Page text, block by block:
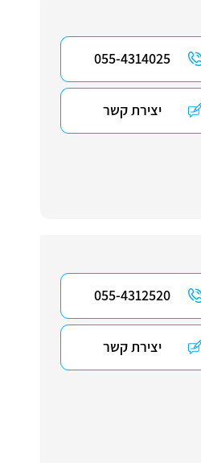
055-4314025
יצירת קשר
055-4312520
יצירת קשר